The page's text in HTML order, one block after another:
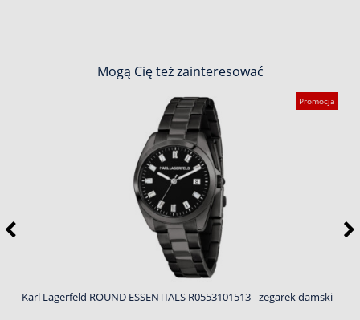
Mogą Cię też zainteresować
Promocja
Karl Lagerfeld ROUND ESSENTIALS R0553101513 - zegarek damski